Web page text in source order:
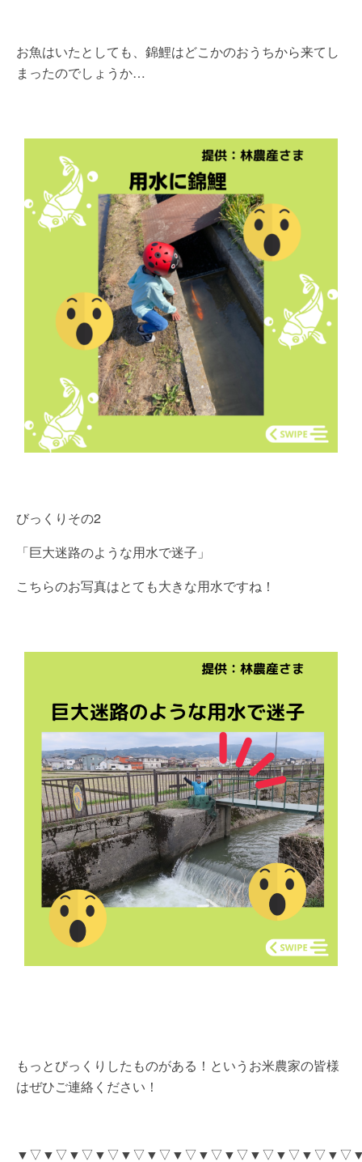
お魚はいたとしても、錦鯉はどこかのおうちから来てし
まったのでしょうか…
びっくりその2
「巨大迷路のような用水で迷子」
こちらのお写真はとても大きな用水ですね！
もっとびっくりしたものがある！というお米農家の皆様
はぜひご連絡ください！